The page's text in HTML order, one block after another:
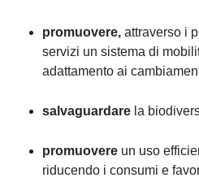
promuovere, attraverso i
servizi un sistema di
adattamento ai
salvaguardare la
promuovere un uso
riducendo i consumi e